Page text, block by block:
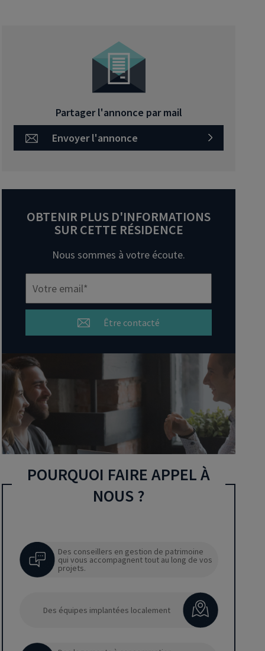
Partager l'annonce par mail
Envoyer l'annonce
OBTENIR PLUS D'INFORMATIONS
SUR CETTE RÉSIDENCE
Nous sommes à votre écoute.
Être contacté
POURQUOI FAIRE APPEL À
NOUS ?
Des conseillers en gestion de patrimoine
qui vous accompagnent tout au long de vos
projets.
Des équipes implantées localement